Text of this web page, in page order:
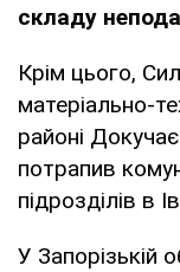
складу
Крім цього,
матеріально-
районі
потрапив
підрозділів в
У Запорізькій